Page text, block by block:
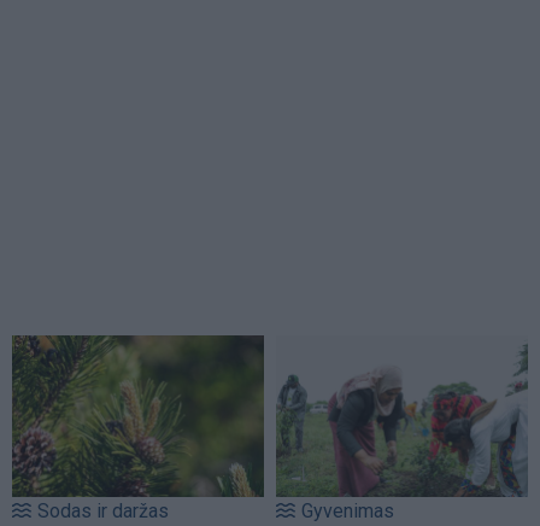
Sodas ir daržas Gyvenimas